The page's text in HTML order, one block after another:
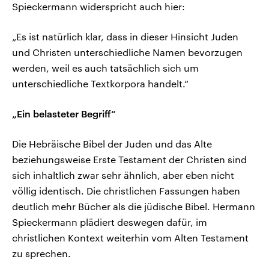
Spieckermann widerspricht auch hier:
„Es ist natürlich klar, dass in dieser Hinsicht Juden
und Christen unterschiedliche Namen bevorzugen
werden, weil es auch tatsächlich sich um
unterschiedliche Textkorpora handelt.“
„Ein belasteter Begriff“
Die Hebräische Bibel der Juden und das Alte
beziehungsweise Erste Testament der Christen sind
sich inhaltlich zwar sehr ähnlich, aber eben nicht
völlig identisch. Die christlichen Fassungen haben
deutlich mehr Bücher als die jüdische Bibel. Hermann
Spieckermann plädiert deswegen dafür, im
christlichen Kontext weiterhin vom Alten Testament
zu sprechen.